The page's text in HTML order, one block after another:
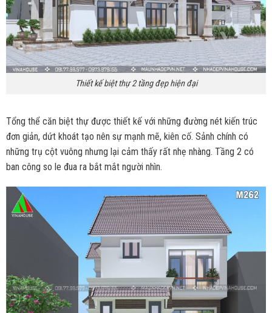
Thiết kế biệt thự 2 tầng đẹp hiện đại
Tổng thể căn biệt thự được thiết kế với những đường nét kiến trúc
đơn giản, dứt khoát tạo nên sự mạnh mẽ, kiên cố. Sảnh chính có
những trụ cột vuông nhưng lại cảm thấy rất nhẹ nhàng. Tầng 2 có
ban công so le đua ra bắt mắt người nhìn.